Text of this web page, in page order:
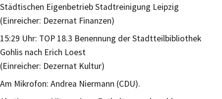
Städtischen Eigenbetrieb Stadtreinigung Leipzig
(Einreicher: Dezernat Finanzen)
15:29 Uhr: TOP 18.3 Benennung der Stadtteilbibliothek
Gohlis nach Erich Loest
(Einreicher: Dezernat Kultur)
Am Mikrofon: Andrea Niermann (CDU).